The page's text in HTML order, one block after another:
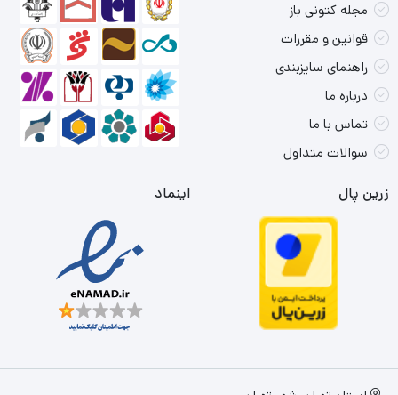
مجله کتونی باز
قوانین و مقررات
راهنمای سایزبندی
درباره ما
تماس با ما
سوالات متداول
زرین پال اینماد